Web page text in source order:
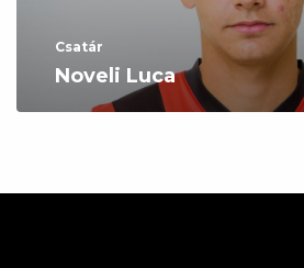
Csatár
Noveli Luca